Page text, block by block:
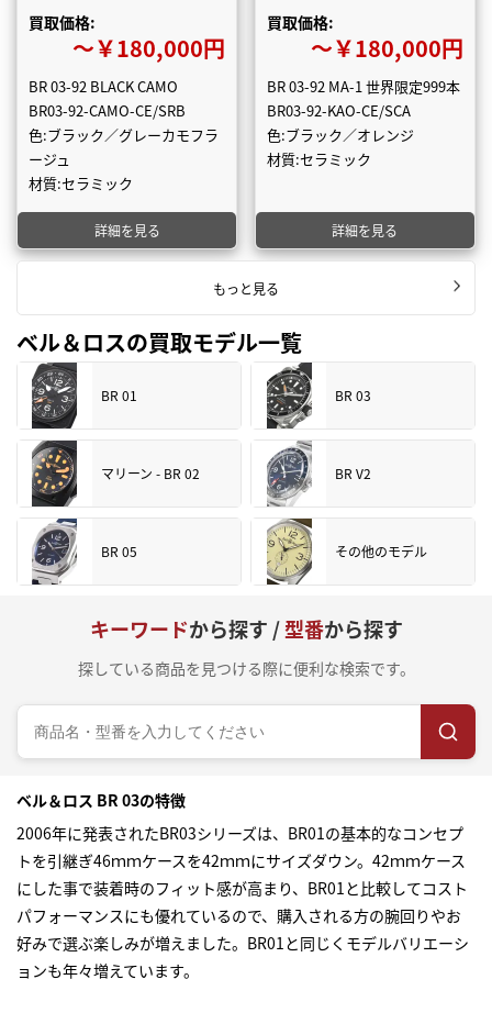
買取価格:
〜￥180,000円
BR 03-92 BLACK CAMO
BR03-92-CAMO-CE/SRB
色:ブラック／グレーカモフラ
ージュ
材質:セラミック
詳細を見る
買取価格:
〜￥180,000円
BR 03-92 MA-1 世界限定999本
BR03-92-KAO-CE/SCA
色:ブラック／オレンジ
材質:セラミック
詳細を見る
もっと見る
ベル＆ロスの買取モデル一覧
BR 01 BR 03
マリーン - BR 02 BR V2
BR 05 その他のモデル
キーワードから探す /型番から探す
探している商品を見つける際に便利な検索です。
ベル＆ロス BR 03の特徴
2006年に発表されたBR03シリーズは、BR01の基本的なコンセプ
トを引継ぎ46ｍｍケースを42ｍｍにサイズダウン。42ｍｍケース
にした事で装着時のフィット感が高まり、BR01と比較してコスト
パフォーマンスにも優れているので、購入される方の腕回りやお
好みで選ぶ楽しみが増えました。BR01と同じくモデルバリエーシ
ョンも年々増えています。